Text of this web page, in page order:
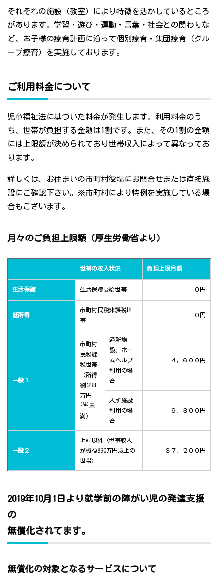
それぞれの施設（教室）により特徴を活かしているところ
があります。学習・遊び・運動・言葉・社会との関わりな
ど、お子様の療育計画に沿って個別療育・集団療育（グル
ープ療育）を実施しております。
ご利用料金について
児童福祉法に基づいた料金が発生します。利用料金のう
ち、世帯が負担する金額は1割です。また、その1割の金額
には上限額が決められており世帯収入によって異なってお
ります。
詳しくは、お住まいの市町村役場にお問合せまたは直接施
設にご確認下さい。※市町村により特例を実施している場
合もございます。
月々のご負担上限額（厚生労働省より）
世帯の収入状況 負担上限月額
生活保護 生活保護受給世帯 ０円
低所得
市町村民税非課税世
帯
０円
一般１
市町村
民税課
税世帯
（所得
割２８
万円
(注) 未
満）
通所施
設、ホー
ムヘルプ
利用の場
合
４，６００円
入所施設
利用の場
合
９，３００円
一般２
上記以外（世帯収入
が概ね890万円以上の
世帯）
３７，２００円
2019年10月1日より就学前の障がい児の発達支援
の
無償化されてます。
無償化の対象となるサービスについて